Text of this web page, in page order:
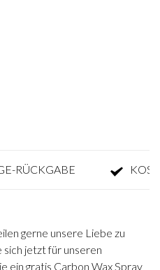
RÜCKGABE
gerne unsere Liebe zu
sich jetzt für unseren
ein gratis Carbon Wax Spray